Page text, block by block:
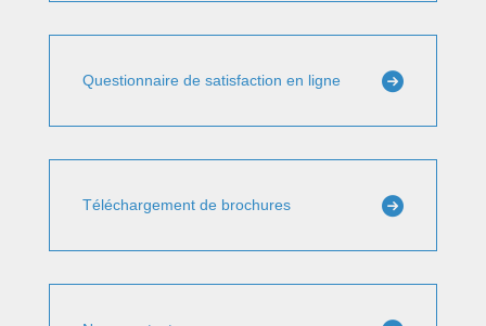
Questionnaire de satisfaction en ligne
Téléchargement de brochures